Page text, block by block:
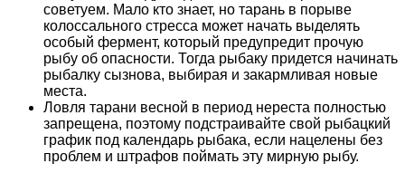
советуем. Мало кто знает, но тарань в порыве
колоссального стресса может начать выделять
особый фермент, который предупредит прочую
рыбу об опасности. Тогда рыбаку придется начинать
рыбалку сызнова, выбирая и закармливая новые
места.
Ловля тарани весной в период нереста полностью
запрещена, поэтому подстраивайте свой рыбацкий
график под календарь рыбака, если нацелены без
проблем и штрафов поймать эту мирную рыбу.